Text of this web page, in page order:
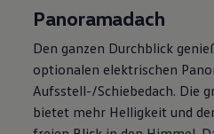
Panoramadach
Den ganzen Durchblick
optionalen elektrischen
Aufsstell-/Schiebedach. Die
bietet mehr Helligkeit und